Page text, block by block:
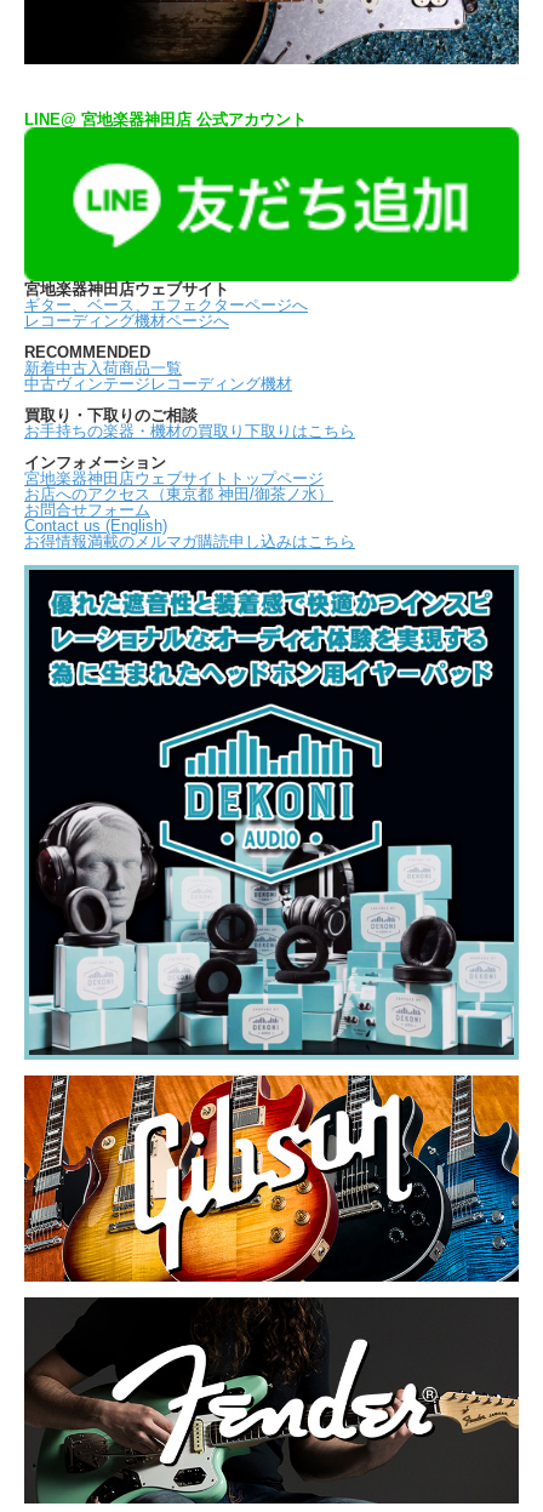
LINE@ 宮地楽器神田店 公式アカウント
宮地楽器神田店ウェブサイト
ギター、ベース、エフェクターページへ
レコーディング機材ページへ
RECOMMENDED
新着中古入荷商品一覧
中古ヴィンテージレコーディング機材
買取り・下取りのご相談
お手持ちの楽器・機材の買取り下取りはこちら
インフォメーション
宮地楽器神田店ウェブサイトトップページ
お店へのアクセス（東京都 神田/御茶ノ水）
お問合せフォーム
Contact us (English)
お得情報満載のメルマガ購読申し込みはこちら